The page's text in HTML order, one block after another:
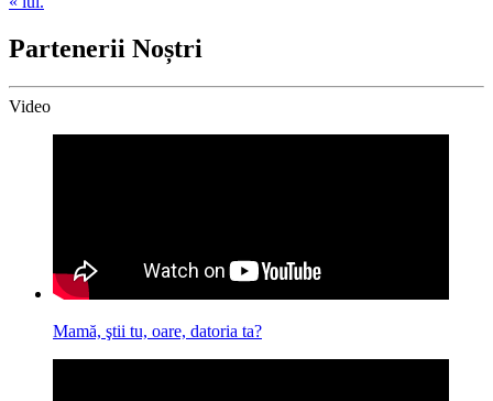
Partenerii Noștri
Video
Mamă, ştii tu, oare, datoria ta?